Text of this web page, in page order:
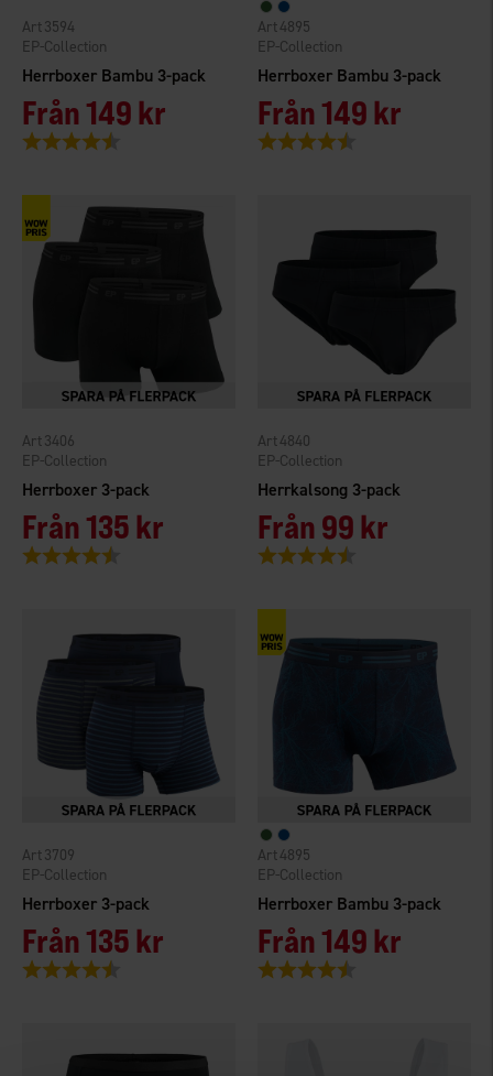
Herrboxer Bambu 3-pack
EP-Collection
3594
Från149 kr
Betyg:
Herrboxer Bambu 3-pack
EP-Collection
4895
Från149 kr
Betyg:
Herrboxer 3-pack
EP-Collection
3406
Från135 kr
Betyg:
Herrkalsong 3-pack
EP-Collection
4840
Från99 kr
Betyg:
Herrboxer 3-pack
EP-Collection
3709
Från135 kr
Betyg:
Herrboxer Bambu 3-pack
EP-Collection
4895
Från149 kr
Betyg: